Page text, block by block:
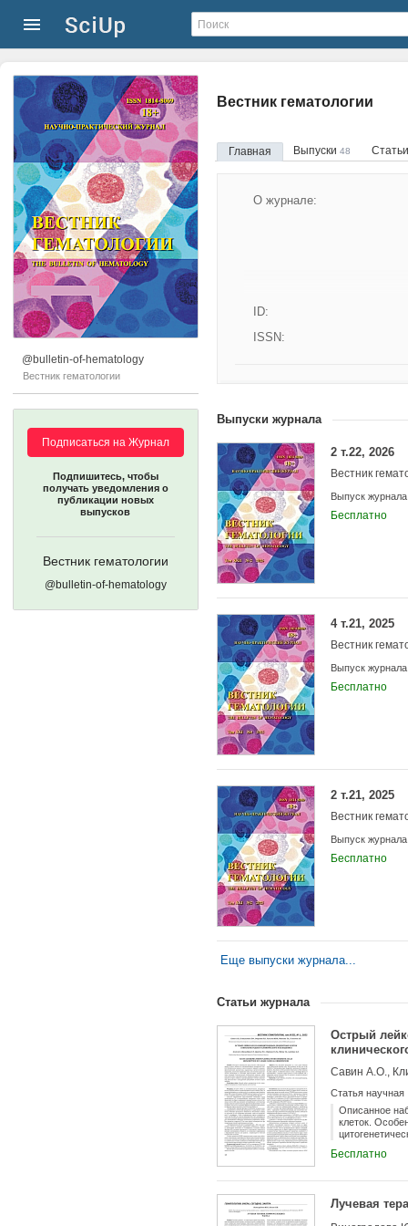
@bulletin-of-hematology
Вестник гематологии
Подписаться на Журнал
Подпишитесь, чтобы
получать уведомления о
публикации новых
выпусков
Вестник гематологии
@bulletin-of-hematology
Вестник гематологии
Главная Выпуски 48
О журнале:
Учредители:
ID:
ISSN:
Выпуски журнала
2 т.22, 2026
Вестник
Выпуск журнала
Бесплатно
4 т.21, 2025
Вестник
Выпуск журнала
Бесплатно
2 т.21, 2025
Вестник
Выпуск журнала
Бесплатно
Еще выпуски журнала...
Статьи журнала
Острый
Савин А.О.,
Статья научная
Описанное
клеток.
фаза
Бесплатно
Лучевая